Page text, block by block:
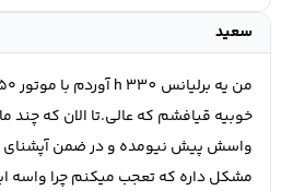
سعید
خوبیه قیافشم که عالی.تا الان که
واسش پیش نیومده و در ضمن آپشنای
مشکل داره که تعجب میکنم چرا واسه